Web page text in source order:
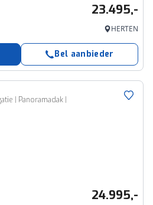
23.495,-
HERTEN
Bel aanbieder
| Panoramadak |
24.995,-